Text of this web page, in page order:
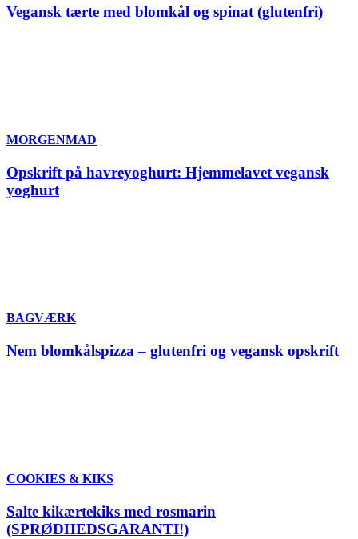
Vegansk tærte med blomkål og spinat (glutenfri)
MORGENMAD
Opskrift på havreyoghurt: Hjemmelavet vegansk
yoghurt
BAGVÆRK
Nem blomkålspizza – glutenfri og vegansk opskrift
COOKIES & KIKS
Salte kikærtekiks med rosmarin
(SPRØDHEDSGARANTI!)